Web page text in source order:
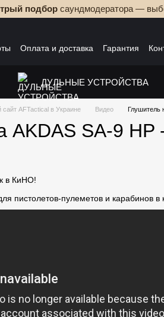
подбор саундмодератора —
Оплата и доставка Гарантия
ДУЛЬНЫЕ УСТРОЙСТВА
AFTactical в Украине Видео Глушитель
AKDAS SA-9
в КиНО!
пистолетов-пулеметов и карабинов